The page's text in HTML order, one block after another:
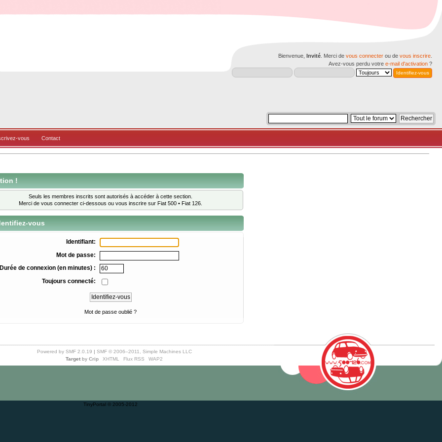
Bienvenue, Invité . Merci de vous connecter ou de vous inscrire
Avez-vous perdu votre e-mail d'activation ?
vous Contact
!
Seuls les membres inscrits sont autorisés à accéder à cette section.
Merci de vous connecter ci-dessous ou vous inscrire sur Fiat 500 • Fiat 126.
vous
Identifiant:
Mot de passe:
Durée de connexion (en minutes) :
Toujours connecté:
Mot de passe oublié ?
Powered by SMF 2.0.19 | SMF © 2006–2011, Simple Machines LLC
Target by Crip XHTML Flux RSS WAP2
TinyPortal © 2005-2012